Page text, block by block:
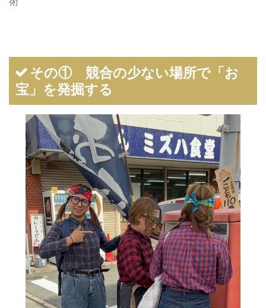
その① 競合の少ない場所で「お
宝」を発掘する